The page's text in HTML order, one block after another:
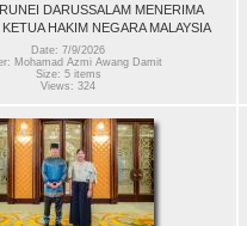
DARUSSALAM MENERIMA
HAKIM NEGARA MALAYSIA
Date: 7/9/2026
Mohamad Azmi Awang Damit
Size: 5 items
Views: 324